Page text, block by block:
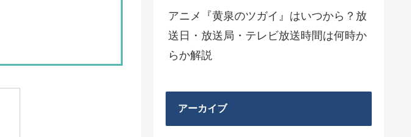
アニメ『黄泉のツガイ』はいつから？放
送日・放送局・テレビ放送時間は何時か
らか解説
アーカイブ